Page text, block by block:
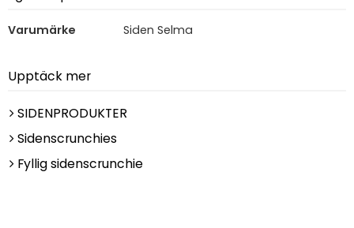
Varumärke Siden Selma
Upptäck mer
SIDENPRODUKTER
Sidenscrunchies
Fyllig sidenscrunchie